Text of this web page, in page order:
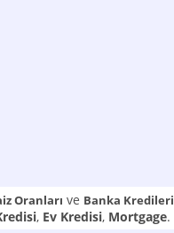
Oranları ve Banka Kredileri
, Ev Kredisi, Mortgage.